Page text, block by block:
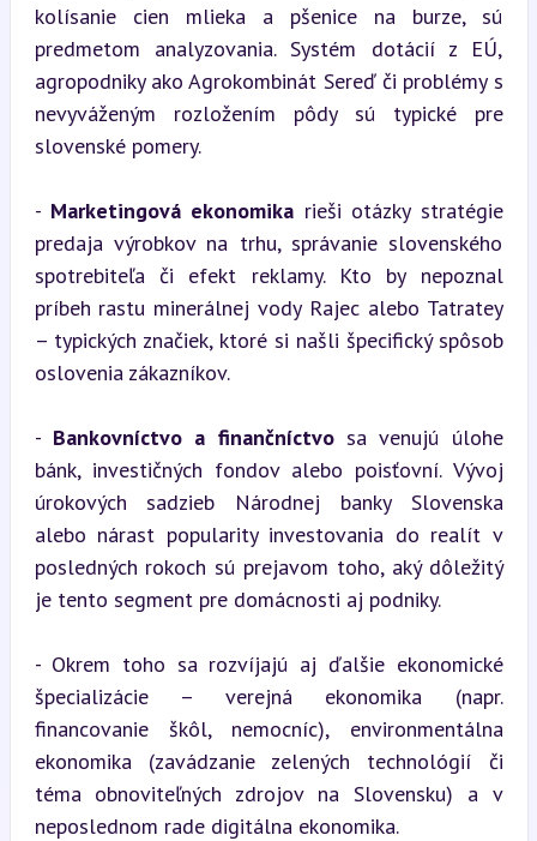
kolísanie cien mlieka a pšenice na burze, sú
predmetom analyzovania. Systém dotácií z EÚ,
agropodniky ako Agrokombinát Sereď či problémy s
nevyváženým rozložením pôdy sú typické pre
slovenské pomery.
- Marketingová ekonomika rieši otázky stratégie
predaja výrobkov na trhu, správanie slovenského
spotrebiteľa či efekt reklamy. Kto by nepoznal
príbeh rastu minerálnej vody Rajec alebo Tatratey
– typických značiek, ktoré si našli špecifický spôsob
oslovenia zákazníkov.
- Bankovníctvo a finančníctvo sa venujú úlohe
bánk, investičných fondov alebo poisťovní. Vývoj
úrokových sadzieb Národnej banky Slovenska
alebo nárast popularity investovania do realít v
posledných rokoch sú prejavom toho, aký dôležitý
je tento segment pre domácnosti aj podniky.
- Okrem toho sa rozvíjajú aj ďalšie ekonomické
špecializácie – verejná ekonomika (napr.
financovanie škôl, nemocníc), environmentálna
ekonomika (zavádzanie zelených technológií či
téma obnoviteľných zdrojov na Slovensku) a v
neposlednom rade digitálna ekonomika.